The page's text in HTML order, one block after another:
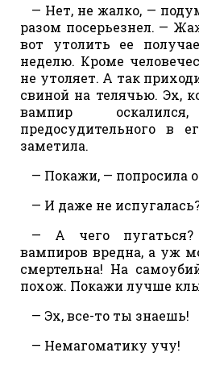
— Нет, не жалко, —
разом посерьезнел. —
вот утолить ее
неделю. Кроме
не утоляет. А так
свиной на телячью. Эх,
вампир
предосудительного в
заметила.
— Покажи, — попросила
— И даже не
— А чего
вампиров вредна, а уж
смертельна! На
похож. Покажи лучше
— Эх, все-то ты знаешь!
— Немагоматику учу!